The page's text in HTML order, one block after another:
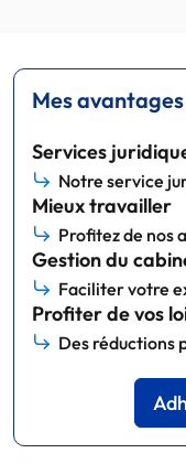
Mes
Services
Notre service
Mieux travailler
Profitez de nos
Gestion du
Faciliter votre
Profiter de vos
Des réductions